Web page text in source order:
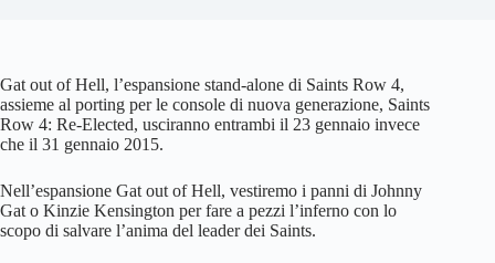
Gat out of Hell, l’espansione stand-alone di Saints Row 4,
assieme al porting per le console di nuova generazione, Saints
Row 4: Re-Elected, usciranno entrambi il 23 gennaio invece
che il 31 gennaio 2015.
Nell’espansione Gat out of Hell, vestiremo i panni di Johnny
Gat o Kinzie Kensington per fare a pezzi l’inferno con lo
scopo di salvare l’anima del leader dei Saints.